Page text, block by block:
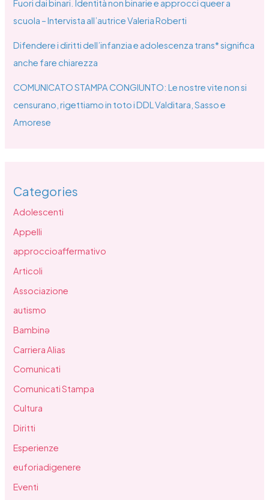
Fuori dai binari. Identità non binarie e approcci queer a
scuola – Intervista all’autrice Valeria Roberti
Difendere i diritti dell’infanzia e adolescenza trans* significa
anche fare chiarezza
COMUNICATO STAMPA CONGIUNTO: Le nostre vite non si
censurano, rigettiamo in toto i DDL Valditara, Sasso e
Amorese
Categories
Adolescenti
Appelli
approccioaffermativo
Articoli
Associazione
autismo
Bambinə
Carriera Alias
Comunicati
Comunicati Stampa
Cultura
Diritti
Esperienze
euforiadigenere
Eventi